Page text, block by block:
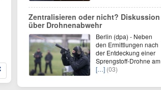
Zentralisieren oder nicht? Diskussion
über Drohnenabwehr
Berlin (dpa) - Neben
den Ermittlungen nach
der Entdeckung einer
Sprengstoff-Drohne am
[…] (03)